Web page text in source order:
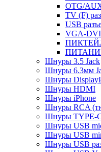
OTG/
TV (F)
USB
VGA-
ПИТАНИЕ
Шнуры 3.5 Jack
Шнуры 6.3мм
Шнуры
Шнуры HDMI
Шнуры iPhone
Шнуры RCA
Шнуры TYPE-
Шнуры USB
Шнуры USB
Шнуры USB